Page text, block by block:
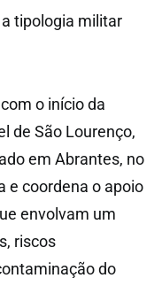
tipologia militar
o início da
de São Lourenço,
em Abrantes, no
e coordena o apoio
envolvam um
riscos
do